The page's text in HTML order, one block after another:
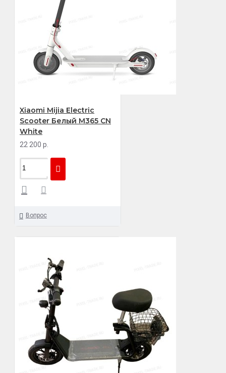
Xiaomi Mijia Electric
Scooter Белый M365 CN
White
22 200 р.
Вопрос